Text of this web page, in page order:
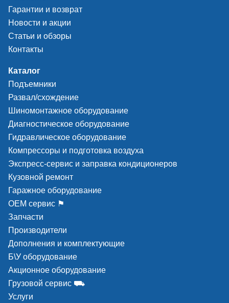
Гарантии и возврат
Новости и акции
Статьи и обзоры
Контакты
Каталог
Подъемники
Развал/схождение
Шиномонтажное оборудование
Диагностическое оборудование
Гидравлическое оборудование
Компрессоры и подготовка воздуха
Экспресс-сервис и заправка кондиционеров
Кузовной ремонт
Гаражное оборудование
ОЕМ сервис ⚑
Запчасти
Производители
Дополнения и комплектующие
Б\У оборудование
Акционное оборудование
Грузовой сервис ⛟
Услуги